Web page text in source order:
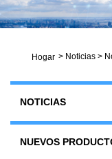
Hogar > Noticias >
NOTICIAS
NUEVOS